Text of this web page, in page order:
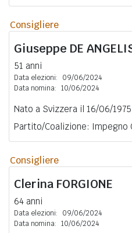
Consigliere
Giuseppe DE
51 anni
Data elezioni:
09/06/2024
Data nomina: 10/06/2024
Nato a Svizzera il 16/06/1975
Partito/Coalizione: Impegno
Consigliere
Clerina FORGIONE
64 anni
Data elezioni:
09/06/2024
Data nomina: 10/06/2024